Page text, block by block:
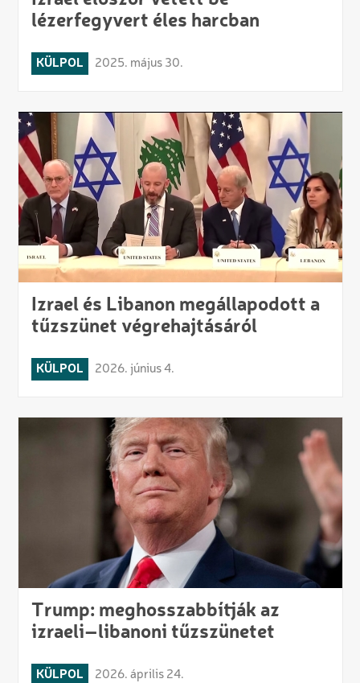
lézerfegyvert éles harcban
KÜLPOL 2025. május 30.
Izrael és Libanon megállapodott a
tűzszünet végrehajtásáról
KÜLPOL 2026. június 4.
Trump: meghosszabbítják az
izraeli–libanoni tűzszünetet
KÜLPOL 2026. április 24.